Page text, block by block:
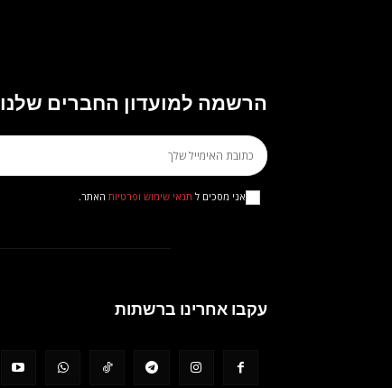
הרשמה למועדון החברים שלנו
אני מסכים ל תנאי שימוש ופרטיותהאתר.
עקבו אחרינו ברשתות